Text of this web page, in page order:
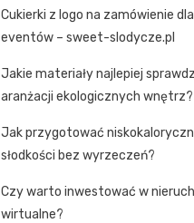
Cukierki z logo na zamówienie
eventów – sweet-slodycze.pl
Jakie materiały najlepiej
aranżacji ekologicznych wnętrz?
Jak przygotować
słodkości bez wyrzeczeń?
Czy warto inwestować w
wirtualne?